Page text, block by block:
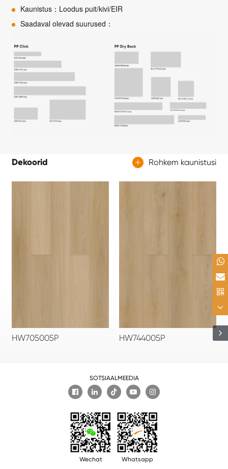
Kaunistus：Loodus puit/kivi/EIR
Saadaval olevad suurused：
Dekoorid Rohkem kaunistusi
HW705005P HW744005P
SOTSIAALMEEDIA

Wechat Whatsapp